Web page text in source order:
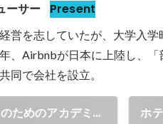
ーサー Present
営を志していたが、大学入
、Airbnbが日本に上陸し、
ためのアカデミー
ホ